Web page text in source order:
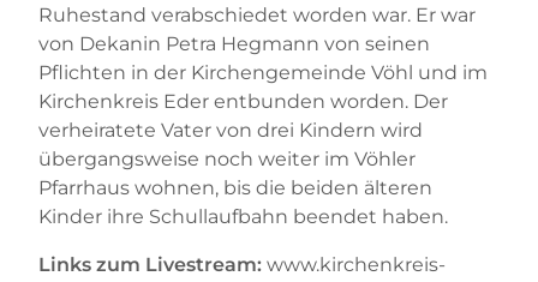
Ruhestand verabschiedet worden war. Er war
von Dekanin Petra Hegmann von seinen
Pflichten in der Kirchengemeinde Vöhl und im
Kirchenkreis Eder entbunden worden. Der
verheiratete Vater von drei Kindern wird
übergangsweise noch weiter im Vöhler
Pfarrhaus wohnen, bis die beiden älteren
Kinder ihre Schullaufbahn beendet haben.
Links zum Livestream: www.kirchenkreis-